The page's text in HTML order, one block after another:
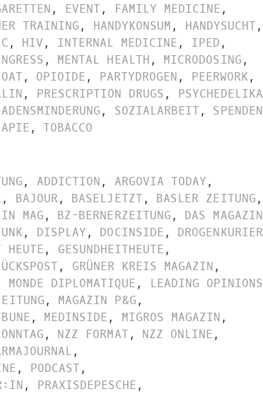
, EVENT, FAMILY MEDICINE,
TRAINING, HANDYKONSUM, HANDYSUCHT,
, HIV, INTERNAL MEDICINE, IPED,
, MENTAL HEALTH, MICRODOSING,
OAT, OPIOIDE, PARTYDROGEN, PEERWORK,
, PRESCRIPTION DRUGS , PSYCHEDELIKA
, SOZIALARBEIT, SPENDEN
, TOBACCO
, ADDICTION, ARGOVIA TODAY,
, BAJOUR, BASELJETZT, BASLER ZEITUNG,
MAG, BZ-BERNERZEITUNG, DAS MAGAZIN
, DISPLAY, DOCINSIDE, DROGENKURIER
HEUTE, GESUNDHEITHEUTE,
, GRÜNER KREIS MAGAZIN,
MONDE DIPLOMATIQUE, LEADING OPINIONS
, MAGAZIN P&G,
, MEDINSIDE, MIGROS MAGAZIN,
, NZZ FORMAT, NZZ ONLINE,
,
, PODCAST,
, PRAXISDEPESCHE,